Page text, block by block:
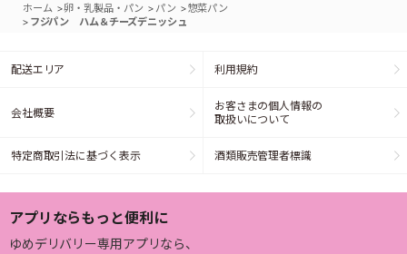
ホーム >卵・乳製品・パン > パン >惣菜パン
> フジパン ハム＆チーズデニッシュ
配送エリア 利用規約
会社概要
お客さまの個人情報の
取扱いについて
特定商取引法に基づく表示 酒類販売管理者標識
アプリならもっと便利に
ゆめデリバリー専用アプリなら、